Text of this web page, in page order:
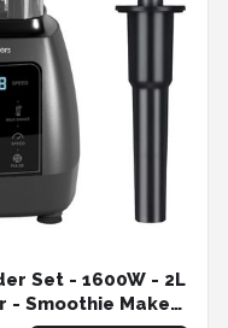
Set - 1600W - 2L
- Smoothie Maker